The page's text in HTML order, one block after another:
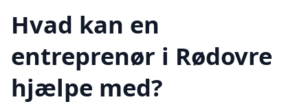
Hvad kan en
entreprenør i Rødovre
hjælpe med?